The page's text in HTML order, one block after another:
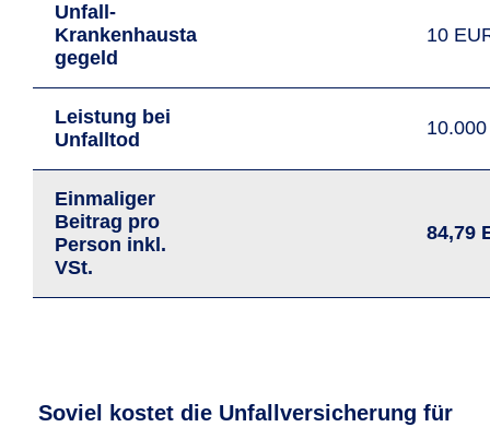
Unfall-
Krankenhausta
gegeld
10
Leistung bei
Unfalltod
Einmaliger
Beitrag pro
Person inkl.
VSt.
84,79
Soviel kostet die Unfallversicherung für